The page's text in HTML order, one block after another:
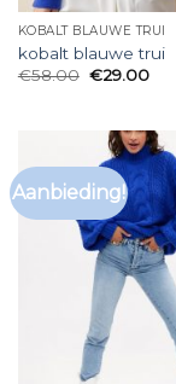
KOBALT BLAUWE TRUI
kobalt blauwe trui
€58.00 €29.00
Aanbieding!